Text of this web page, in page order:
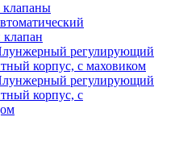
регулирующий
корпус, с маховиком
регулирующий
корпус, с